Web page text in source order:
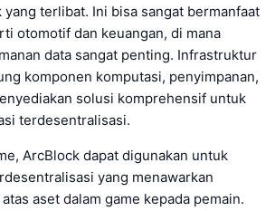
yang terlibat. Ini bisa sangat bermanfaat
otomotif dan keuangan, di mana
data sangat penting. Infrastruktur
komponen komputasi, penyimpanan,
solusi komprehensif untuk
terdesentralisasi.
ArcBlock dapat digunakan untuk
yang menawarkan
aset dalam game kepada pemain.